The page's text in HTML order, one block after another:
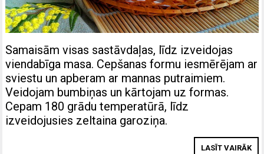
Samaisām visas sastāvdaļas, līdz izveidojas
viendabīga masa. Cepšanas formu iesmērējam ar
sviestu un apberam ar mannas putraimiem.
Veidojam bumbiņas un kārtojam uz formas.
Cepam 180 grādu temperatūrā, līdz
izveidojusies zeltaina garoziņa.
LASĪT VAIRĀK